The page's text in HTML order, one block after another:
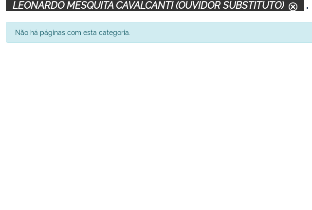
LEONARDO MESQUITA CAVALCANTI (OUVIDOR SUBSTITUTO)
Não há páginas com esta categoria.